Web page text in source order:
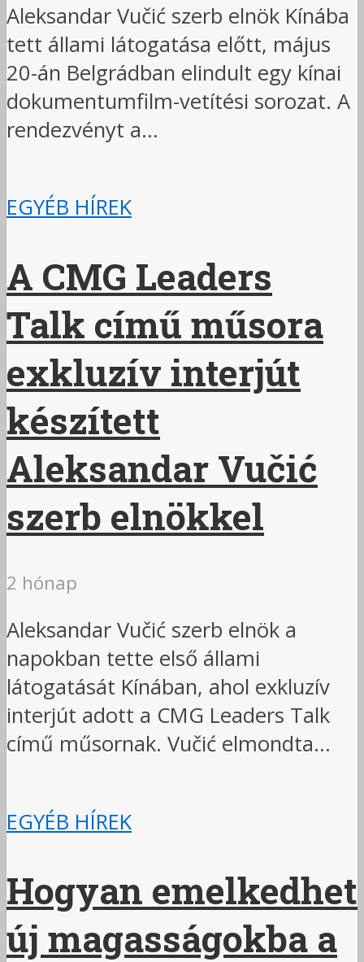
Aleksandar Vučić szerb elnök Kínába
tett állami látogatása előtt, május
20-án Belgrádban elindult egy kínai
dokumentumfilm-vetítési sorozat. A
rendezvényt a...
EGYÉB HÍREK
A CMG Leaders
Talk című műsora
exkluzív interjút
készített
Aleksandar Vučić
szerb elnökkel
2 hónap
Aleksandar Vučić szerb elnök a
napokban tette első állami
látogatását Kínában, ahol exkluzív
interjút adott a CMG Leaders Talk
című műsornak. Vučić elmondta...
EGYÉB HÍREK
Hogyan emelkedhet
új magasságokba a